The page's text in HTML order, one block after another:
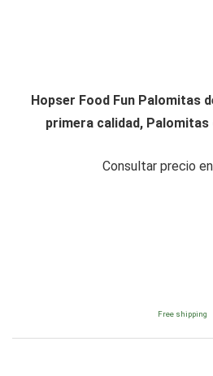
Hopser Food Fun Palomitas
primera calidad, Palomitas
Consultar precio
Free shipping